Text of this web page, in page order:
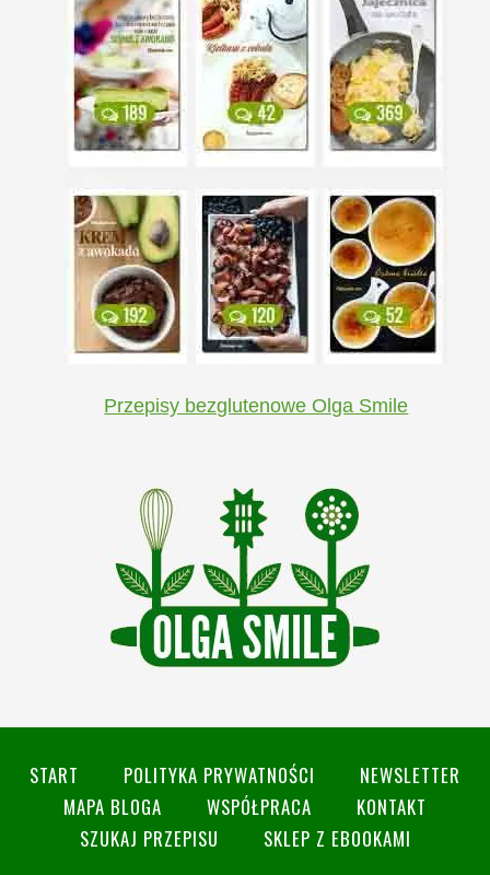
Przepisy bezglutenowe Olga Smile
START POLITYKA PRYWATNOŚCI
NEWSLETTER
MAPA BLOGA
WSPÓŁPRACA
KONTAKT
SZUKAJ PRZEPISU
SKLEP Z EBOOKAMI